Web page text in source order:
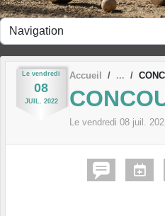
Le vendredi
08
JUIL. 2022
Accueil
Le vendredi 08 juil.